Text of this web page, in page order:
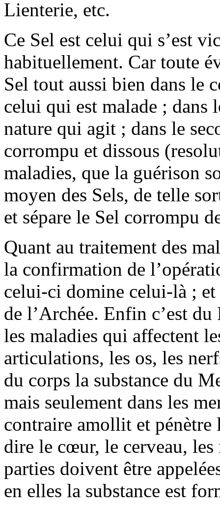
Lienterie, etc.
Ce Sel est celui qui s’est
habituellement. Car toute
Sel tout aussi bien dans le
celui qui est malade ; dans
nature qui agit ; dans le
corrompu et dissous
maladies, que la guérison
moyen des Sels, de telle
et sépare le Sel corrompu
Quant au traitement des
la confirmation de
celui-ci domine celui-là ;
de l’Archée. Enfin c’est
les maladies qui affectent
articulations, les os, les
du corps la substance du
mais seulement dans les
contraire amollit et pénètre
dire le cœur, le cerveau, les
parties doivent être
en elles la substance est